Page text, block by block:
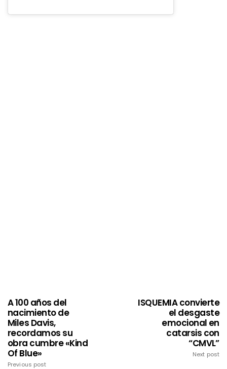
A 100 años del
nacimiento de
Miles Davis,
recordamos su
obra cumbre «Kind
Of Blue»
Previous post
ISQUEMIA convierte
el desgaste
emocional en
catarsis con
“CMVL”
Next post